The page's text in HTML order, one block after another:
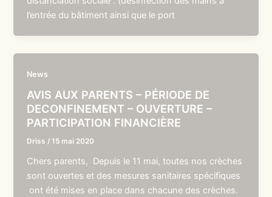
l’entrée du bâtiment ainsi que le port
News
AVIS AUX PARENTS – PÉRIODE DE
DECONFINEMENT – OUVERTURE –
PARTICIPATION FINANCIÈRE
Driss /15 mai 2020
Chers parents, Depuis le 11 mai, toutes nos crèches
sont ouvertes et des mesures sanitaires spécifiques
ont été mises en place dans chacune des crèches.